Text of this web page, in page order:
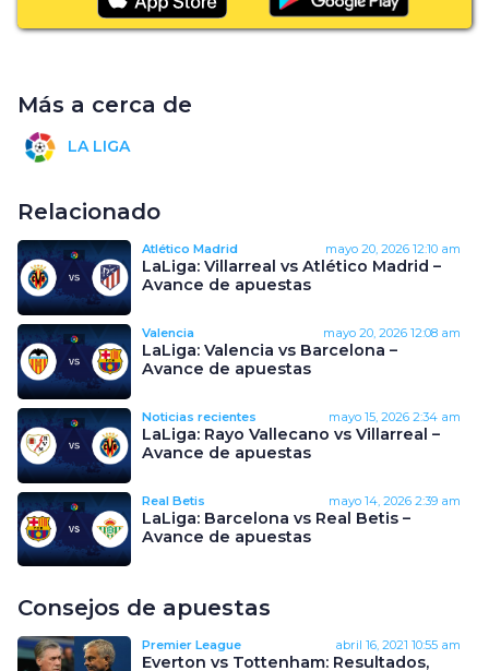
Más a cerca de
LA LIGA
Relacionado
Atlético Madrid mayo 20, 2026 12:10 am
LaLiga: Villarreal vs Atlético Madrid –
Avance de apuestas
Valencia mayo 20, 2026 12:08 am
LaLiga: Valencia vs Barcelona –
Avance de apuestas
Noticias recientes mayo 15, 2026 2:34 am
LaLiga: Rayo Vallecano vs Villarreal –
Avance de apuestas
Real Betis mayo 14, 2026 2:39 am
LaLiga: Barcelona vs Real Betis –
Avance de apuestas
Consejos de apuestas
Premier League abril 16, 2021 10:55 am
Everton vs Tottenham: Resultados,